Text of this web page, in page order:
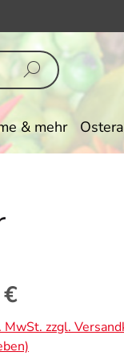
& mehr
MwSt. zzgl.